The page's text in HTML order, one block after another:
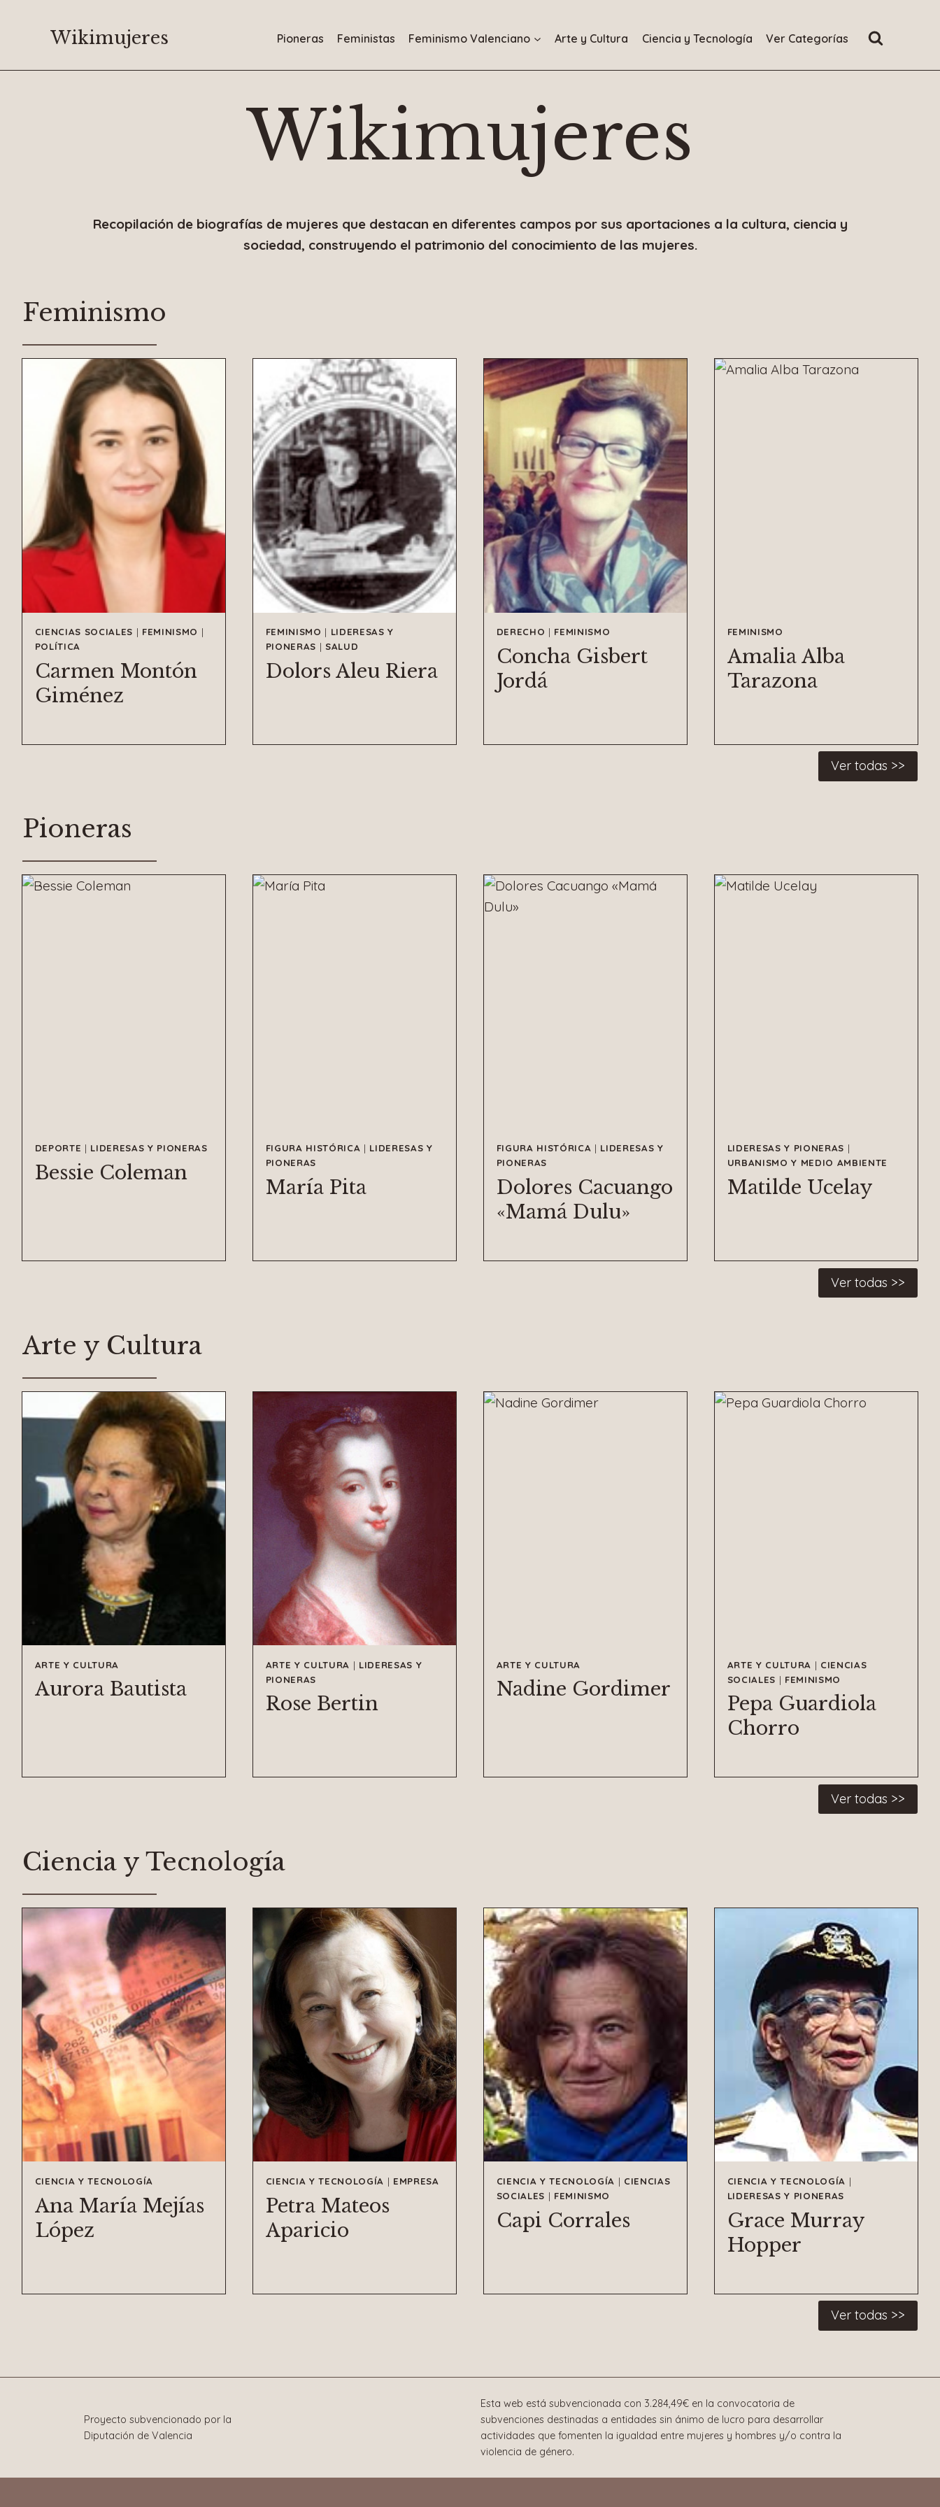
Wikimujeres Pioneras Feministas Feminismo Valenciano Arte y Cultura Ciencia y Tecnología Ver Categorías
Wikimujeres
Recopilación de biografías de mujeres que destacan en diferentes campos por sus aportaciones a la cultura, ciencia y
sociedad, construyendo el patrimonio del conocimiento de las mujeres.
Feminismo
CIENCIAS SOCIALES | FEMINISMO |
POLÍTICA
Carmen Montón
Giménez
FEMINISMO | LIDERESAS Y
PIONERAS | SALUD
Dolors Aleu Riera
DERECHO | FEMINISMO
Concha Gisbert
Jordá
FEMINISMO
Amalia Alba
Tarazona
Ver todas >>
Pioneras
DEPORTE | LIDERESAS Y PIONERAS
Bessie Coleman
FIGURA HISTÓRICA | LIDERESAS Y
PIONERAS
María Pita
FIGURA HISTÓRICA | LIDERESAS Y
PIONERAS
Dolores Cacuango
«Mamá Dulu»
LIDERESAS Y PIONERAS |
URBANISMO Y MEDIO AMBIENTE
Matilde Ucelay
Ver todas >>
Arte y Cultura
ARTE Y CULTURA
Aurora Bautista
ARTE Y CULTURA | LIDERESAS Y
PIONERAS
Rose Bertin
ARTE Y CULTURA
Nadine Gordimer
ARTE Y CULTURA | CIENCIAS
SOCIALES | FEMINISMO
Pepa Guardiola
Chorro
Ver todas >>
Ciencia y Tecnología
CIENCIA Y TECNOLOGÍA
Ana María Mejías
López
CIENCIA Y TECNOLOGÍA | EMPRESA
Petra Mateos
Aparicio
CIENCIA Y TECNOLOGÍA | CIENCIAS
SOCIALES | FEMINISMO
Capi Corrales
CIENCIA Y TECNOLOGÍA |
LIDERESAS Y PIONERAS
Grace Murray
Hopper
Ver todas >>
Proyecto subvencionado por la
Diputación de Valencia
Esta web está subvencionada con 3.284,49€ en la convocatoria de
subvenciones destinadas a entidades sin ánimo de lucro para desarrollar
actividades que fomenten la igualdad entre mujeres y hombres y/o contra la
violencia de género.